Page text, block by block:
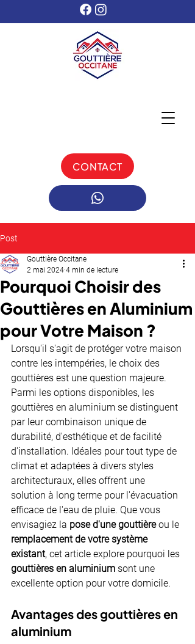
CONTACT
Post
Pourquoi Choisir des
Gouttières en Aluminium
pour Votre Maison ?
Gouttière Occitane
2 mai 2024 4 min de lecture
Lorsqu'il s'agit de protéger votre maison
contre les intempéries, le choix des
gouttières est une question majeure.
Parmi les options disponibles, les
gouttières en aluminium se distinguent
par leur combinaison unique de
durabilité, d'esthétique et de facilité
d'installation. Idéales pour tout type de
climat et adaptées à divers styles
architecturaux, elles offrent une
solution à long terme pour l'évacuation
efficace de l'eau de pluie. Que vous
envisagiez la pose d'une gouttière ou le
remplacement de votre système
existant, cet article explore pourquoi les
gouttières en aluminium sont une
excellente option pour votre domicile.
Avantages des gouttières en
aluminium